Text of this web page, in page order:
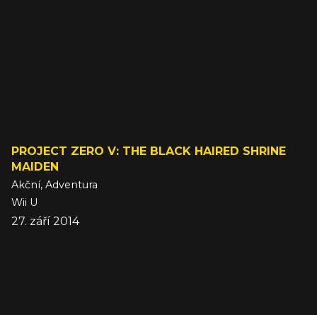
PROJECT ZERO V: THE BLACK HAIRED SHRINE
MAIDEN
Akční, Adventura
Wii U
27. září 2014